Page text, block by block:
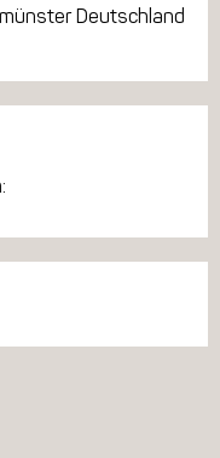
Deutschland